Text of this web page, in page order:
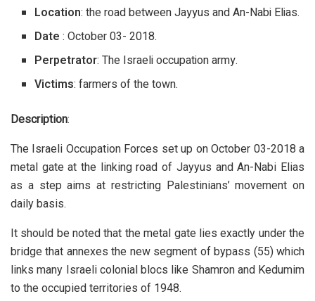
Location: the road between Jayyus and An-Nabi Elias.
Date : October 03- 2018.
Perpetrator: The Israeli occupation army.
Victims: farmers of the town.
Description:
The Israeli Occupation Forces set up on October 03-2018 a
metal gate at the linking road of Jayyus and An-Nabi Elias
as a step aims at restricting Palestinians’ movement on
daily basis.
It should be noted that the metal gate lies exactly under the
bridge that annexes the new segment of bypass (55) which
links many Israeli colonial blocs like Shamron and Kedumim
to the occupied territories of 1948.